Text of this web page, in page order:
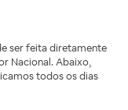
ser feita diretamente
Nacional. Abaixo,
todos os dias